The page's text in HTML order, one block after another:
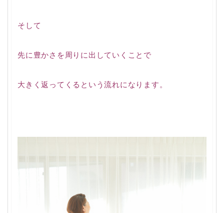
そして
先に豊かさを周りに出していくことで
大きく返ってくるという流れになります。